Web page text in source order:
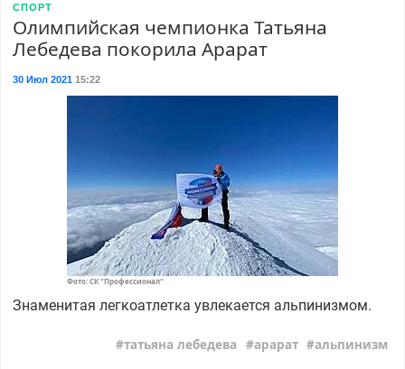
СПОРТ
Олимпийская чемпионка Татьяна
Лебедева покорила Арарат
30 Июл 202115:22
Фото: СК "Профессионал"
Знаменитая легкоатлетка увлекается альпинизмом.
татьяна лебедева арарат альпинизм